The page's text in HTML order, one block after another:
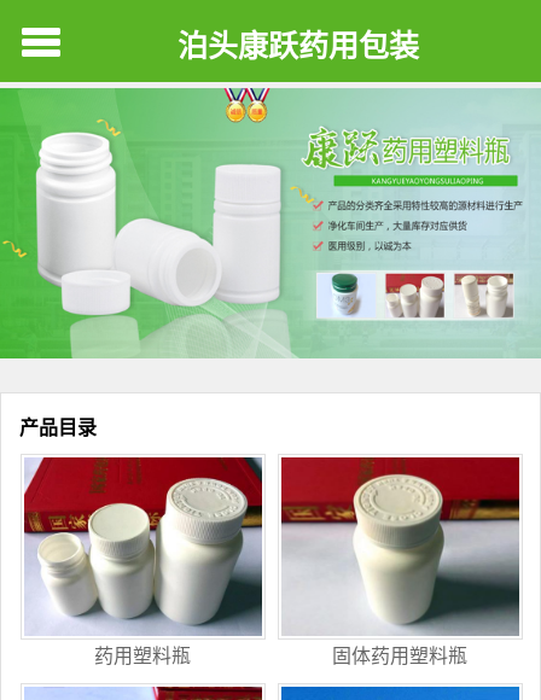
泊头康跃药用包装
产品目录
药用塑料瓶 固体药用塑料瓶